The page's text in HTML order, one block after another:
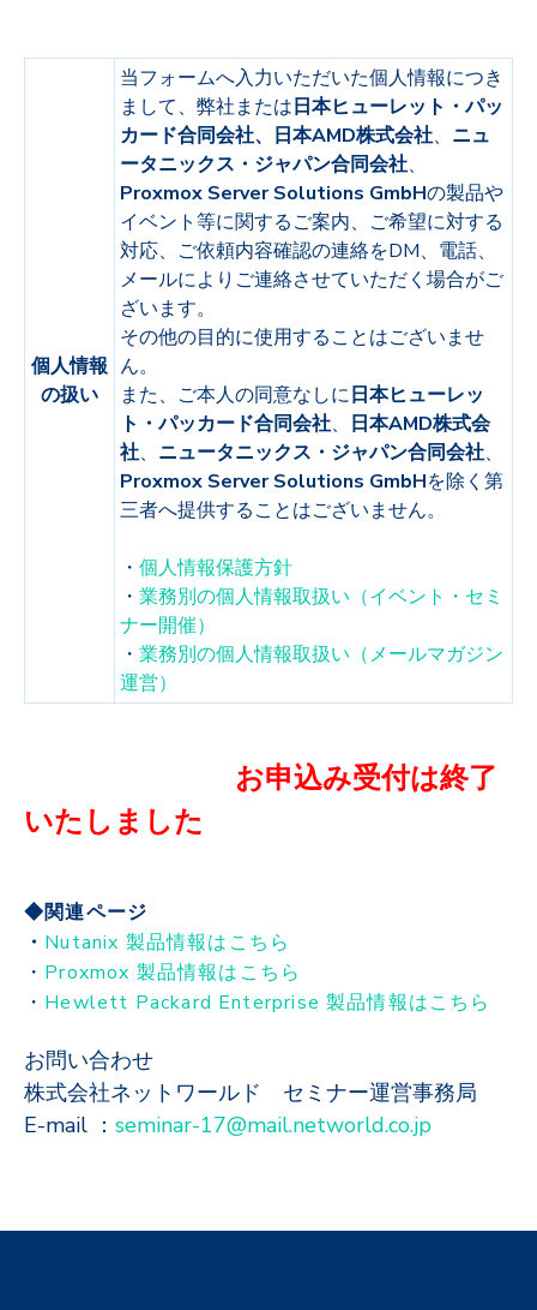
個人情報
の扱い
当フォームへ入力いただいた個人情報につき
まして、弊社または日本ヒューレット・パッ
カード合同会社、日本AMD株式会社、 ニュ
ータニックス・ジャパン合同会社、
Proxmox Server Solutions GmbHの製品や
イベント等に関するご案内、ご希望に対する
対応、ご依頼内容確認の連絡をDM、電話、
メールによりご連絡させていただく場合がご
ざいます。
その他の目的に使用することはございませ
ん。
また、ご本人の同意なしに日本ヒューレッ
ト・パッカード合同会社、 日本AMD株式会
社、 ニュータニックス・ジャパン合同会社、
Proxmox Server Solutions GmbHを除く第
三者へ提供することはございません。
・ 個人情報保護方針
・ 業務別の個人情報取扱い（イベント・セミ
ナー開催）
・ 業務別の個人情報取扱い（メールマガジン
運営）
お申込み受付は終了
いたしました
◆関連ページ
・ Nutanix 製品情報はこちら
・ Proxmox 製品情報はこちら
・ Hewlett Packard Enterprise 製品情報はこちら
お問い合わせ
株式会社ネットワールド セミナー運営事務局
E-mail ： seminar-17@mail.networld.co.jp